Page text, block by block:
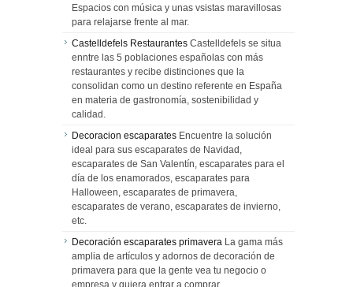
Espacios con música y unas vsistas maravillosas
para relajarse frente al mar.
Castelldefels Restaurantes Castelldefels se situa
enntre las 5 poblaciones españolas con más
restaurantes y recibe distinciones que la
consolidan como un destino referente en España
en materia de gastronomía, sostenibilidad y
calidad.
Decoracion escaparates Encuentre la solución
ideal para sus escaparates de Navidad,
escaparates de San Valentín, escaparates para el
día de los enamorados, escaparates para
Halloween, escaparates de primavera,
escaparates de verano, escaparates de invierno,
etc.
Decoración escaparates primavera La gama más
amplia de artículos y adornos de decoración de
primavera para que la gente vea tu negocio o
empresa y quiera entrar a comprar.